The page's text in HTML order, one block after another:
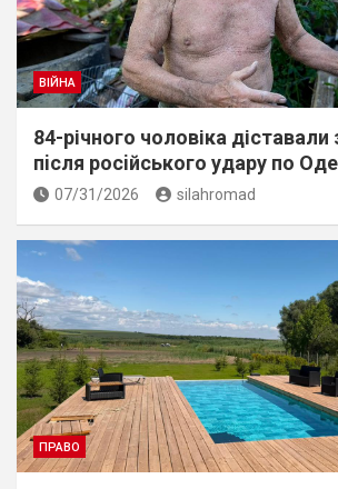
ВІЙНА
84-річного чоловіка діставали
пiсля росiйського удару по
07/31/2026 silahromad
ПРАВО